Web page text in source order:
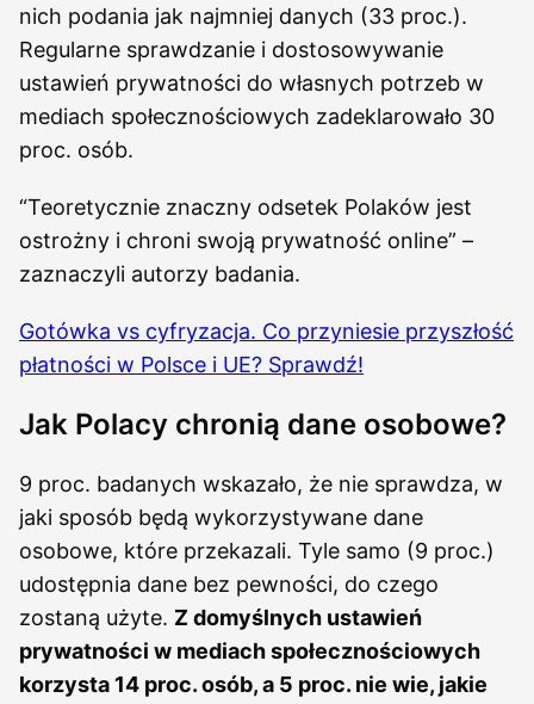
nich podania jak najmniej danych (33 proc.).
Regularne sprawdzanie i dostosowywanie
ustawień prywatności do własnych potrzeb w
mediach społecznościowych zadeklarowało 30
proc. osób.
“Teoretycznie znaczny odsetek Polaków jest
ostrożny i chroni swoją prywatność online” –
zaznaczyli autorzy badania.
Gotówka vs cyfryzacja. Co przyniesie przyszłość
płatności w Polsce i UE? Sprawdź!
Jak Polacy chronią dane osobowe?
9 proc. badanych wskazało, że nie sprawdza, w
jaki sposób będą wykorzystywane dane
osobowe, które przekazali. Tyle samo (9 proc.)
udostępnia dane bez pewności, do czego
zostaną użyte. Z domyślnych ustawień
prywatności w mediach społecznościowych
korzysta 14 proc. osób, a 5 proc. nie wie, jakie